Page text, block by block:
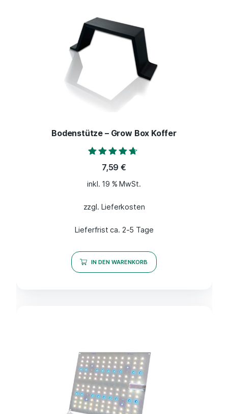
Bodenstütze – Grow Box Koffer
Bewertet mit
4.50
von 5
7,59€
inkl. 19 % MwSt.
zzgl. Lieferkosten
Lieferfrist ca. 2-5 Tage
IN DEN WARENKORB